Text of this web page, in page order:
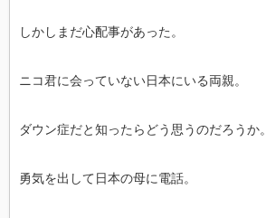
しかしまだ心配事があった。
ニコ君に会っていない日本にいる両親。
ダウン症だと知ったらどう思うのだろうか。
勇気を出して日本の母に電話。